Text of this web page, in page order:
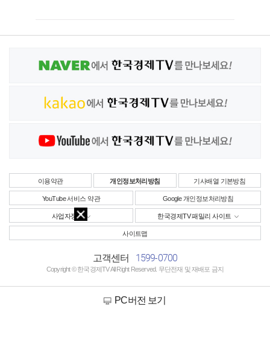
이용약관 개인정보처리방침 기사배열 기본방침
YouTube 서비스 약관 Google 개인정보처리방침
사업자정보 한국경제TV 패밀리 사이트
사이트맵
고객센터 1599-0700
Copyright © 한국경제TV All Right Reserved. 무단전재 및 재배포 금지
PC버전 보기